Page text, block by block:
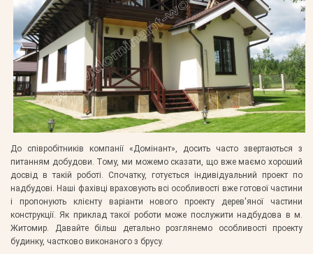
До співробітників компанії «Домінант», досить часто звертаються з
питанням добудови. Тому, ми можемо сказати, що вже маємо хороший
досвід в такій роботі. Спочатку, готується індивідуальний проект по
надбудові. Наші фахівці враховують всі особливості вже готової частини
і пропонують клієнту варіанти нового проекту дерев'яної частини
конструкції. Як приклад такої роботи може послужити надбудова в м.
Житомир. Давайте більш детально розглянемо особливості проекту
будинку, частково виконаного з брусу.